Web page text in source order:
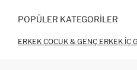
POPÜLER KATEGORILER
ERKEK ÇOCUK & GENÇ ERKEK İÇ